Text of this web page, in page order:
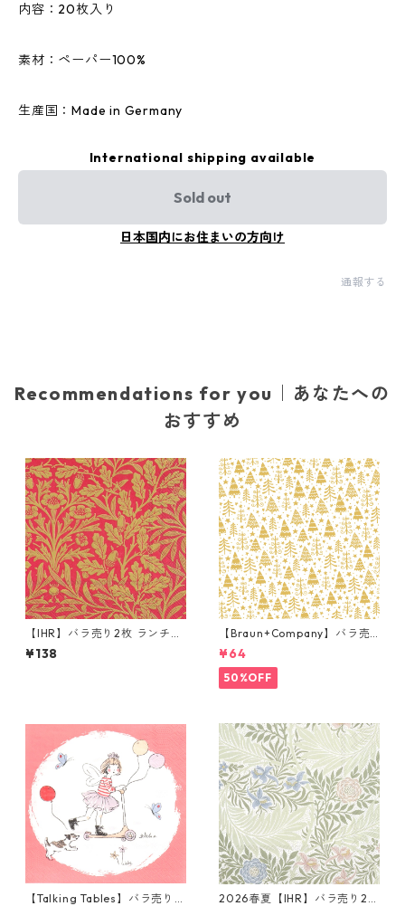
内容：20枚入り
素材：ペーパー100%
生産国：Made in Germany
International shipping available
Sold out
日本国内にお住まいの方向け
通報する
Recommendations for you｜あなたへの
おすすめ
【IHR】バラ売り2枚 ランチサ
イズ ペーパーナプキン ACOR
N レッド× ゴールド V&A ウィ
¥138
【Braun+Company】バラ売
り2枚 ランチサイズ ペーパー
ナプキン Golden Forest ホワ
イトxパールゴールド
¥64
50%OFF
【Talking Tables】バラ売り1
2026春夏【IHR】バラ売り2枚